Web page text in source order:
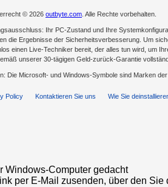
© 2026 outbyte.com . Alle Rechte vorbehalten.
Ihr PC-Zustand und Ihre
die Ergebnisse der Sicherheitsverbesserung. Um
einen Live-Techniker bereit, der alles tun wird, um
unserer 30-tägigen Geld-zurück-Garantie
Die Microsoft- und Windows-Symbole sind Marken
Policy Kontaktieren Sie uns Wie Sie
Windows-Computer gedacht
per E-Mail zusenden, über den